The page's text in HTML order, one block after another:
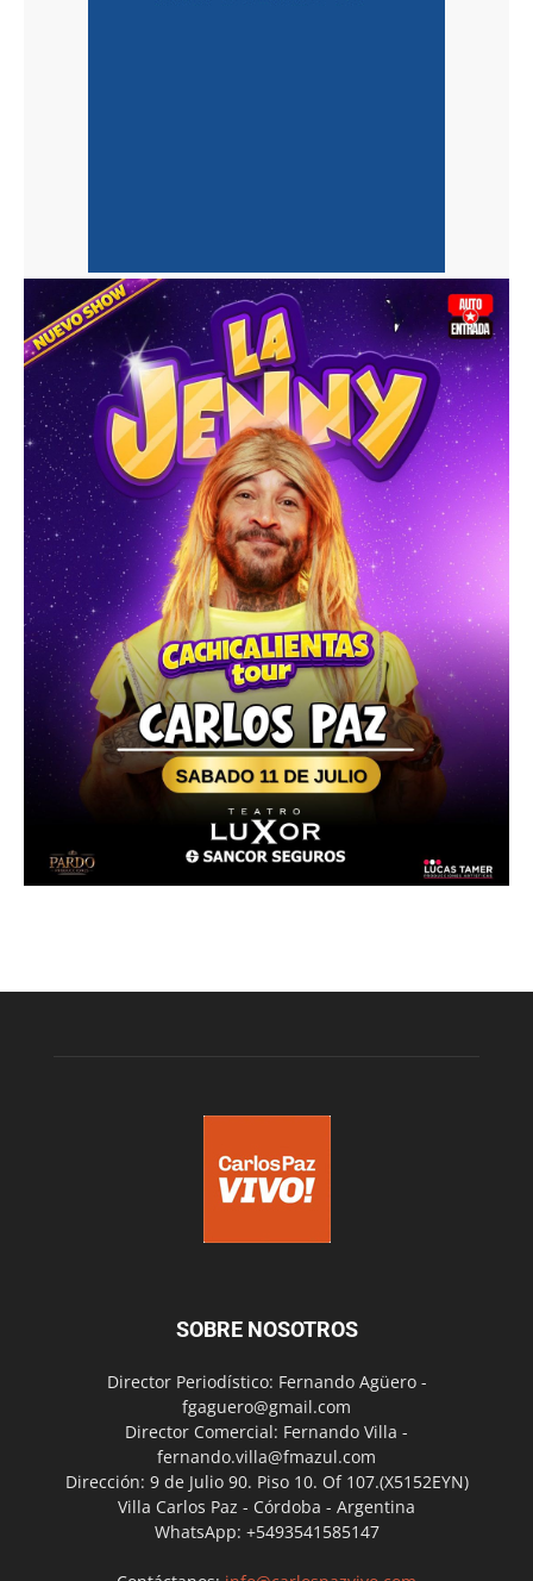
SOBRE NOSOTROS
Director Periodístico: Fernando Agüero -
fgaguero@gmail.com
Director Comercial: Fernando Villa -
fernando.villa@fmazul.com
Dirección: 9 de Julio 90. Piso 10. Of 107.(X5152EYN)
Villa Carlos Paz - Córdoba - Argentina
WhatsApp: +5493541585147